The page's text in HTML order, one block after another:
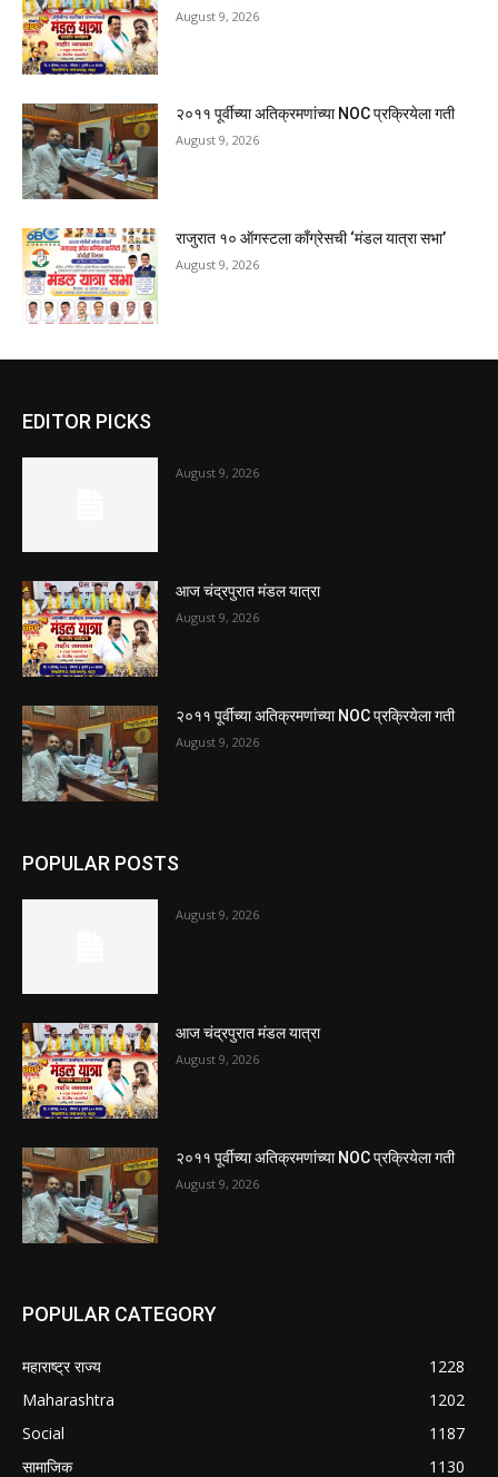
August 9, 2026
२०११ पूर्वीच्या अतिक्रमणांच्या NOC प्रक्रियेला गती
August 9, 2026
राजुरात १० ऑगस्टला काँग्रेसची ‘मंडल यात्रा सभा’
August 9, 2026
EDITOR PICKS
August 9, 2026
आज चंद्रपुरात मंडल यात्रा
August 9, 2026
२०११ पूर्वीच्या अतिक्रमणांच्या NOC प्रक्रियेला गती
August 9, 2026
POPULAR POSTS
August 9, 2026
आज चंद्रपुरात मंडल यात्रा
August 9, 2026
२०११ पूर्वीच्या अतिक्रमणांच्या NOC प्रक्रियेला गती
August 9, 2026
POPULAR CATEGORY
महाराष्ट्र राज्य
1228
Maharashtra
1202
Social
1187
सामाजिक
1130